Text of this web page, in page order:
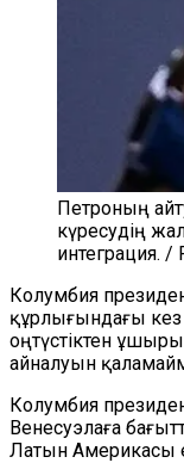
Петроның
күресудің
интеграция. /
Колумбия
құрлығындағы кез
оңтүстіктен
айналуын
Колумбия
Венесуэлаға
Латын Америкасы